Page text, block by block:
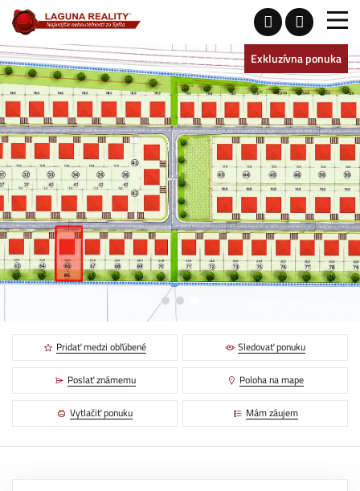
Exkluzívna ponuka
Pridať medzi obľúbené Sledovať ponuku
Poslať známemu Poloha na mape
Vytlačiť ponuku Mám záujem